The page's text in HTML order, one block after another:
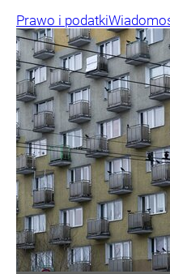
Prawo i podatki